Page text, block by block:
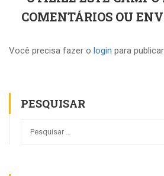
COMENTÁRIOS OU
Você precisa fazer o login para
PESQUISAR